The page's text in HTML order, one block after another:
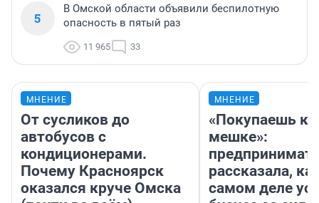
5
В Омской области объявили беспилотную
опасность в пятый раз
11 965 33
МНЕНИЕ
От сусликов до
автобусов с
кондиционерами.
Почему Красноярск
оказался круче Омска
МНЕНИЕ
«Покупаешь
мешке»:
рассказала,
самом деле